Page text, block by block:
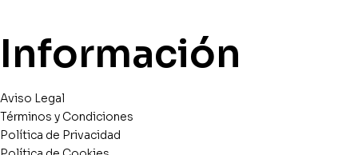
Información
Aviso Legal
Términos y Condiciones
Política de Privacidad